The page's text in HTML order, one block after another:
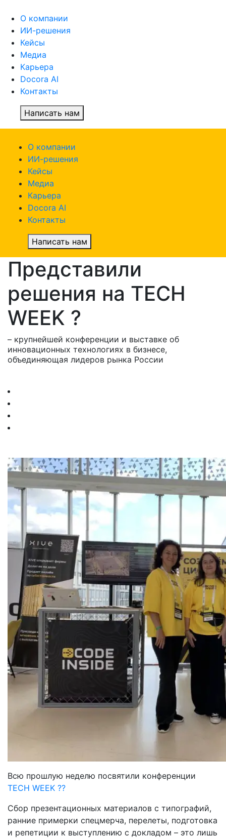
О компании
ИИ-решения
Кейсы
Медиа
Карьера
Docora AI
Контакты
Написать нам
О компании
ИИ-решения
Кейсы
Медиа
Карьера
Docora AI
Контакты
Написать нам
Представили
решения на TECH
WEEK ?
– крупнейшей конференции и выставке об
инновационных технологиях в бизнесе,
объединяющая лидеров рынка России
Всю прошлую неделю посвятили конференции
TECH WEEK ??
Сбор презентационных материалов с типографий,
ранние примерки спецмерча, перелеты, подготовка
и репетиции к выступлению с докладом – это лишь